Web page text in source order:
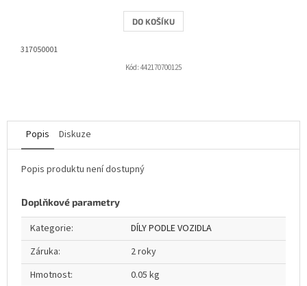
DO KOŠÍKU
317050001
Kód: 442170700125
Popis Diskuze
Popis produktu není dostupný
Doplňkové parametry
Kategorie:
DÍLY PODLE VOZIDLA
Záruka:
2 roky
Hmotnost: 0.05 kg